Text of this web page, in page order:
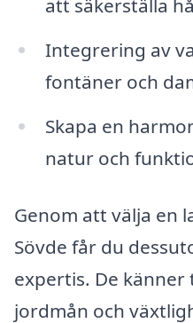
att säkerställa
Integrering av
fontäner och
Skapa en
natur och
Genom att välja en
Sövde får du
expertis. De
jordmån och